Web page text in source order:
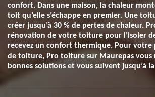
confort. Dans une maison, la chaleur
toit qu’elle s’échappe en premier. Une
créer jusqu’à 30 % de pertes de chaleur.
rénovation de votre toiture pour l’isoler
recevez un confort thermique. Pour votre
de toiture, Pro toiture sur Maurepas vous
bonnes solutions et vous suivent jusqu’à